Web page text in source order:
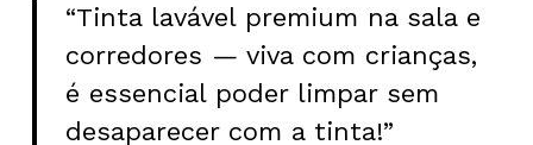
“Tinta lavável premium na sala e
corredores — viva com crianças,
é essencial poder limpar sem
desaparecer com a tinta!”